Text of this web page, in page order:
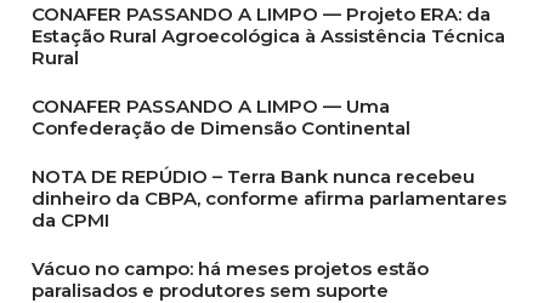
CONAFER PASSANDO A LIMPO — Projeto ERA: da
Estação Rural Agroecológica à Assistência Técnica
Rural
CONAFER PASSANDO A LIMPO — Uma
Confederação de Dimensão Continental
NOTA DE REPÚDIO – Terra Bank nunca recebeu
dinheiro da CBPA, conforme afirma parlamentares
da CPMI
Vácuo no campo: há meses projetos estão
paralisados e produtores sem suporte